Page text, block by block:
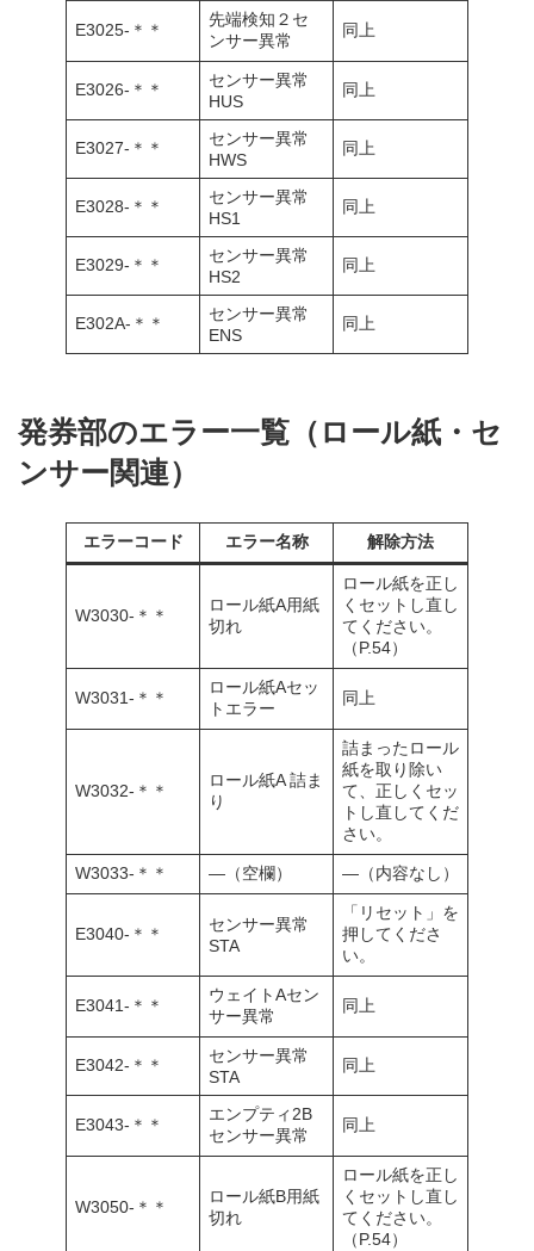
E3025-＊＊
先端検知２セ
ンサー異常
同上
E3026-＊＊
センサー異常
HUS
同上
E3027-＊＊
センサー異常
HWS
同上
E3028-＊＊
センサー異常
HS1
同上
E3029-＊＊
センサー異常
HS2
同上
E302A-＊＊
センサー異常
ENS
同上
発券部のエラー一覧（ロール紙・セ
ンサー関連）
エラーコード エラー名称 解除方法
W3030-＊＊
ロール紙A用紙
切れ
ロール紙を正し
くセットし直し
てください。
（P.54）
W3031-＊＊
ロール紙Aセッ
トエラー
同上
W3032-＊＊
ロール紙A 詰ま
り
詰まったロール
紙を取り除い
て、正しくセッ
トし直してくだ
さい。
W3033-＊＊ ―（空欄） ―（内容なし）
E3040-＊＊
センサー異常
STA
「リセット」を
押してくださ
い。
E3041-＊＊
ウェイトAセン
サー異常
同上
E3042-＊＊
センサー異常
STA
同上
E3043-＊＊
エンプティ2B
センサー異常
同上
W3050-＊＊
ロール紙B用紙
切れ
ロール紙を正し
くセットし直し
てください。
（P.54）